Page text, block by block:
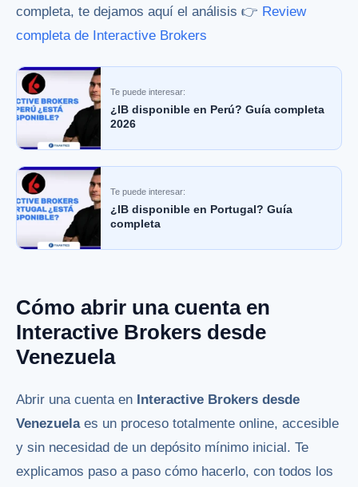
completa, te dejamos aquí el análisis 👉 Review
completa de Interactive Brokers
Te puede interesar:
¿IB disponible en Perú? Guía completa
2026
Te puede interesar:
¿IB disponible en Portugal? Guía
completa
Cómo abrir una cuenta en
Interactive Brokers desde
Venezuela
Abrir una cuenta en Interactive Brokers desde
Venezuelaes un proceso totalmente online, accesible
y sin necesidad de un depósito mínimo inicial. Te
explicamos paso a paso cómo hacerlo, con todos los